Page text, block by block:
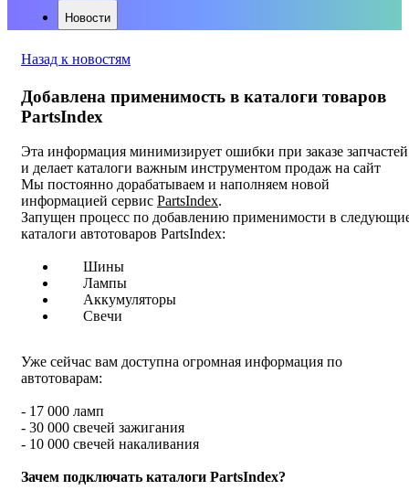
Новости
Назад к новостям
Добавлена применимость в каталоги товаров
PartsIndex
Эта информация минимизирует ошибки при заказе запчастей
и делает каталоги важным инструментом продаж на сайт
Мы постоянно дорабатываем и наполняем новой
информацией сервис PartsIndex.
Запущен процесс по добавлению применимости в
каталоги автотоваров PartsIndex:
Шины
Лампы
Аккумуляторы
Свечи
Уже сейчас вам доступна огромная информация по
автотоварам:
- 17 000 ламп
- 30 000 свечей зажигания
- 10 000 свечей накаливания
Зачем подключать каталоги PartsIndex?